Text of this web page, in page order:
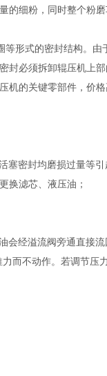
的细粉，同时整个粉
形式的密封结构。
封必须拆卸辊压机上
机的关键零部件，价
密封均磨损过量等引
换滤芯、液压油；
经溢流阀旁通直接
而不动作。若调节压